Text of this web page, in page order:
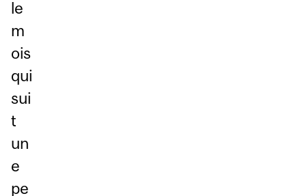
le
m
ois
qui
sui
t
un
e
pe